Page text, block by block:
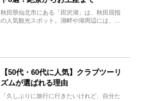
秋田県仙北市にある「田沢湖」は、秋田屈指
の人気観光スポット。湖畔や湖周辺には、田
【50代・60代に人気】クラブツーリ
ズムが選ばれる理由
「久しぶりに旅行に行きたいけれど、自分た